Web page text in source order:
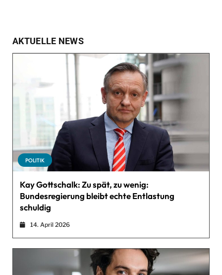
AKTUELLE NEWS
POLITIK
Kay Gottschalk: Zu spät, zu wenig:
Bundesregierung bleibt echte Entlastung
schuldig
14. April 2026